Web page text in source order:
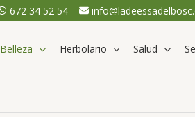
672 34 52 54
Belleza Herbolario Salud